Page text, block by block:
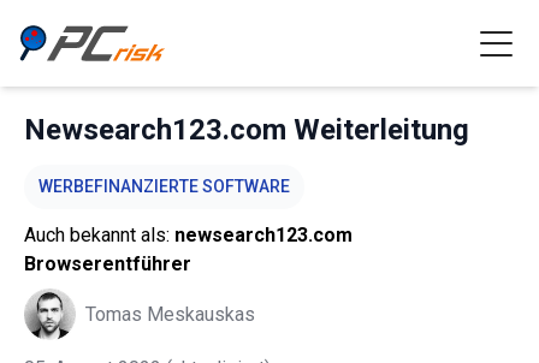
Newsearch123.com Weiterleitung
WERBEFINANZIERTE SOFTWARE
Auch bekannt als: newsearch123.com
Browserentführer
Tomas Meskauskas